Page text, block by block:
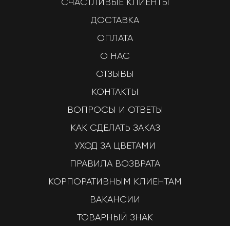
СЧАСТЛИВЫЕ КЛИЕНТЫ
ДОСТАВКА
ОПЛАТА
О НАС
ОТЗЫВЫ
КОНТАКТЫ
ВОПРОСЫ И ОТВЕТЫ
КАК СДЕЛАТЬ ЗАКАЗ
УХОД ЗА ЦВЕТАМИ
ПРАВИЛА ВОЗВРАТА
КОРПОРАТИВНЫМ КЛИЕНТАМ
ВАКАНСИИ
ТОВАРНЫЙ ЗНАК